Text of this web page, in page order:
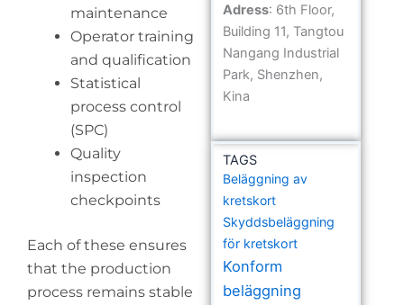
maintenance
Operator training
and qualification
Statistical
process control
(SPC)
Quality
inspection
checkpoints
Each of these ensures
that the production
process remains stable
Adress: 6th Floor,
Building 11, Tangtou
Nangang Industrial
Park, Shenzhen,
Kina
TAGS
Beläggning av
kretskort
Skyddsbeläggning
för kretskort
Konform
beläggning